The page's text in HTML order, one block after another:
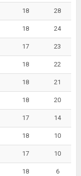
18 28
18 24
17 23
18 22
18 21
18 20
17 14
18 10
17 10
18 6